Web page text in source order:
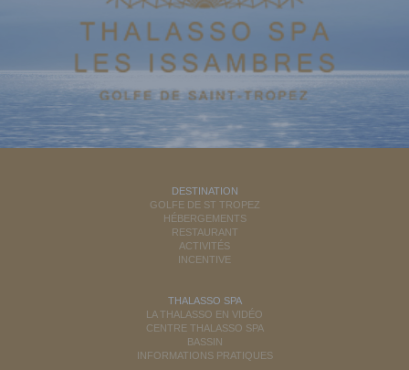
DESTINATION
GOLFE DE ST TROPEZ
HÉBERGEMENTS
RESTAURANT
ACTIVITÉS
INCENTIVE
THALASSO SPA
LA THALASSO EN VIDÉO
CENTRE THALASSO SPA
BASSIN
INFORMATIONS PRATIQUES